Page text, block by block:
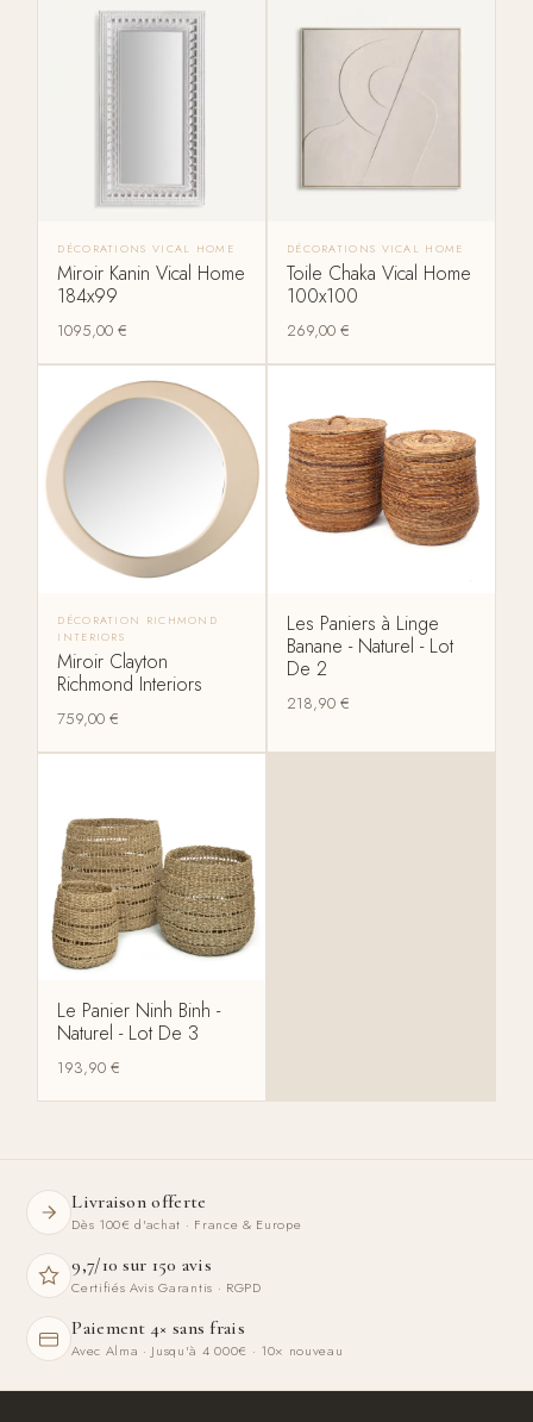
DÉCORATIONS VICAL HOME
Miroir Kanin Vical Home
184x99
1095,00€
DÉCORATIONS VICAL HOME
Toile Chaka Vical Home
100x100
269,00 €
DÉCORATION RICHMOND
INTERIORS
Miroir Clayton
Richmond Interiors
759,00€
Les Paniers à Linge
Banane - Naturel - Lot
De 2
218,90 €
Le Panier Ninh Binh -
Naturel - Lot De 3
193,90€
Livraison offerte
Dès 100€ d'achat · France & Europe
9,7/10 sur 150 avis
Certifiés Avis Garantis · RGPD
Paiement 4× sans frais
Avec Alma · Jusqu'à 4 000€ · 10× nouveau